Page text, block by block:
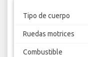
Tipo de cuerpo
Ruedas motrices
Combustible